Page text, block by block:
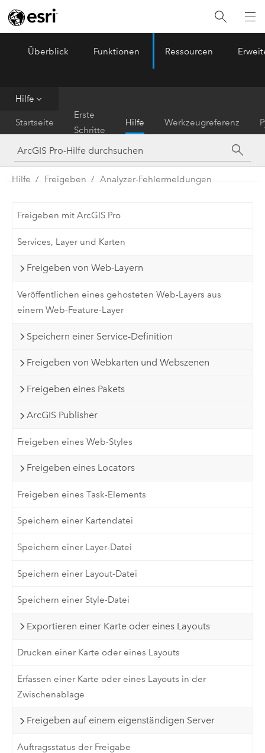
ArcGIS Pro
Überblick Funktionen Ressourcen
Hilfe
Startseite
Erste
Schritte
Hilfe Werkzeugreferenz
Hilfe Freigeben Analyzer-Fehlermeldungen
Freigeben mit ArcGIS Pro
Services, Layer und Karten
Freigeben von Web-Layern
Veröffentlichen eines gehosteten Web-Layers aus
einem Web-Feature-Layer
Speichern einer Service-Definition
Freigeben von Webkarten und Webszenen
Freigeben eines Pakets
ArcGIS Publisher
Freigeben eines Web-Styles
Freigeben eines Locators
Freigeben eines Task-Elements
Speichern einer Kartendatei
Speichern einer Layer-Datei
Speichern einer Layout-Datei
Speichern einer Style-Datei
Exportieren einer Karte oder eines Layouts
Drucken einer Karte oder eines Layouts
Erfassen einer Karte oder eines Layouts in der
Zwischenablage
Freigeben auf einem eigenständigen Server
Auftragsstatus der Freigabe